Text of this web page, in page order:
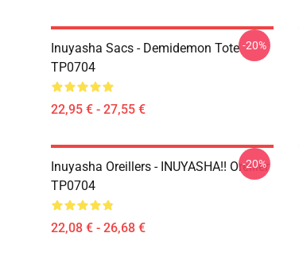
Inuyasha Sacs - Demidemon Tote
TP0704
22,95 € - 27,55 €
-20%
Inuyasha Oreillers - INUYASHA!! Oreiller
TP0704
22,08 € - 26,68 €
-20%